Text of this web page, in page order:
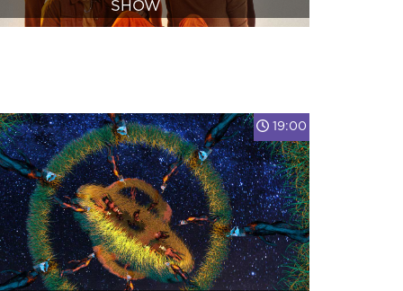
SHOW
19:00